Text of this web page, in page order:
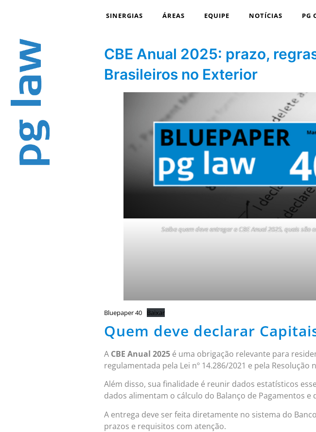
SINERGIAS ÁREAS EQUIPE NOTÍCIAS PG
CBE Anual 2025: prazo,
Brasileiros no Exterior
Saiba quem deve entregar a CBE Anual 2025, quais
Bluepaper 40 Baixar
Quem deve declarar
A CBE Anual 2025 é uma obrigação relevante para
regulamentada pela Lei nº 14.286/2021 e pela Resolução
Além disso, sua finalidade é reunir dados estatísticos
dados alimentam o cálculo do Balanço de Pagamentos
A entrega deve ser feita diretamente no sistema do
prazos e requisitos com atenção.